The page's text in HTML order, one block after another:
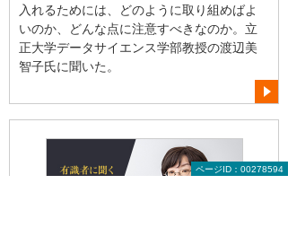
入れるためには、どのように取り組めばよ
いのか、どんな点に注意すべきなのか。立
正大学データサイエンス学部教授の渡辺美
智子氏に聞いた。
ページID：00278594